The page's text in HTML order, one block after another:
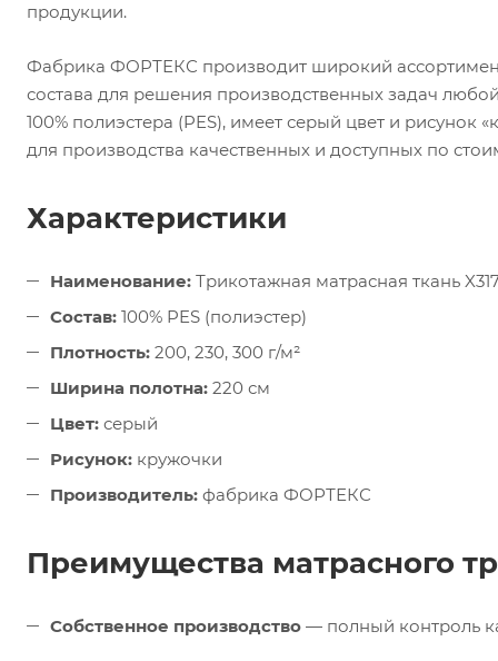
продукции.
Фабрика ФОРТЕКС производит широкий
состава для решения производственных задач
100% полиэстера (PES), имеет серый цвет и рисунок
для производства качественных и доступных по
Характеристики
Наименование: Трикотажная матрасная ткань
Состав: 100% PES (полиэстер)
Плотность: 200, 230, 300 г/м²
Ширина полотна: 220 см
Цвет: серый
Рисунок: кружочки
Производитель: фабрика ФОРТЕКС
Преимущества матрасного
Собственное производство — полный контроль